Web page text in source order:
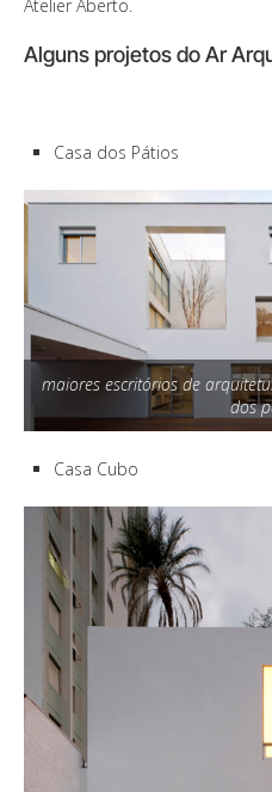
Atelier Aberto.
Alguns projetos do Ar
Casa dos Pátios
maiores escritórios de
dos
Casa Cubo